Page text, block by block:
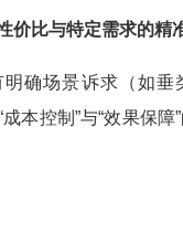
价比与特定需求的精
确场景诉求（如垂
本控制”与“效果保障